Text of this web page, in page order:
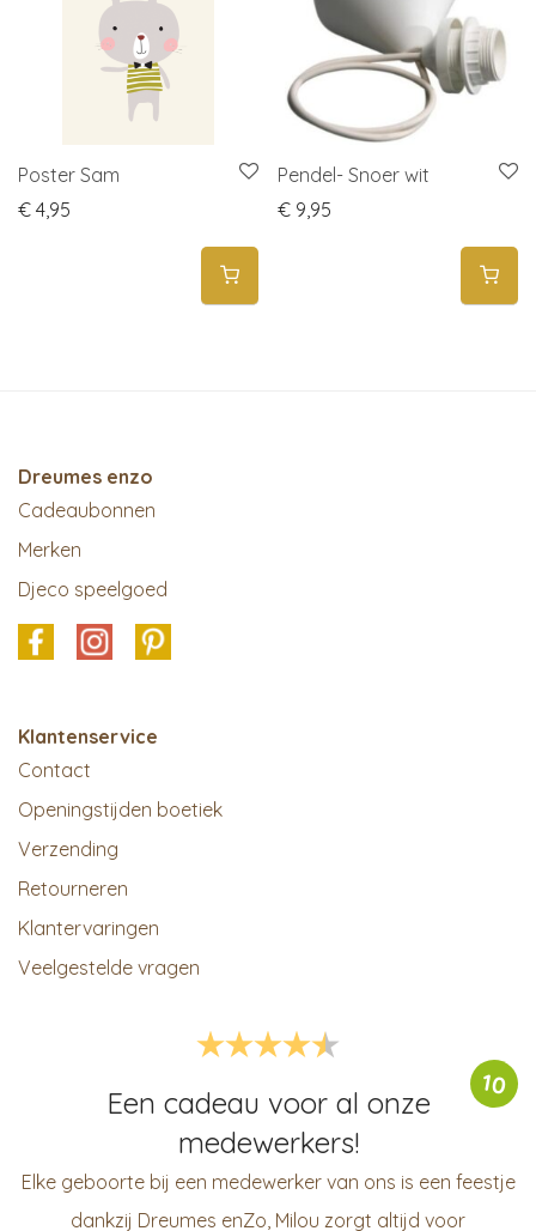
Poster Sam
€ 4,95
Pendel- Snoer wit
€ 9,95
Dreumes enzo
Cadeaubonnen
Merken
Djeco speelgoed
Klantenservice
Contact
Openingstijden boetiek
Verzending
Retourneren
Klantervaringen
Veelgestelde vragen
10
Een cadeau voor al onze
medewerkers!
Elke geboorte bij een medewerker van ons is een feestje
dankzij Dreumes enZo, Milou zorgt altijd voor